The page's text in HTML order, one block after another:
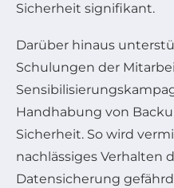
Sicherheit signifikant.
Darüber hinaus
Schulungen der
Handhabung von
Sicherheit. So wird
nachlässiges Verhalten
Datensicherung